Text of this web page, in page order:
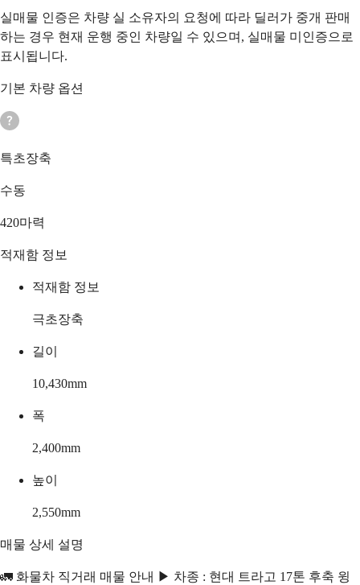
실매물 인증은 차량 실 소유자의 요청에 따라 딜러가 중개 판매
하는 경우 현재 운행 중인 차량일 수 있으며, 실매물 미인증으로
표시됩니다.
기본 차량 옵션
특초장축
수동
420마력
적재함 정보
적재함 정보
극초장축
길이
10,430mm
폭
2,400mm
높이
2,550mm
매물 상세 설명
🚛 화물차 직거래 매물 안내 ▶ 차종 : 현대 트라고 17톤 후축 윙